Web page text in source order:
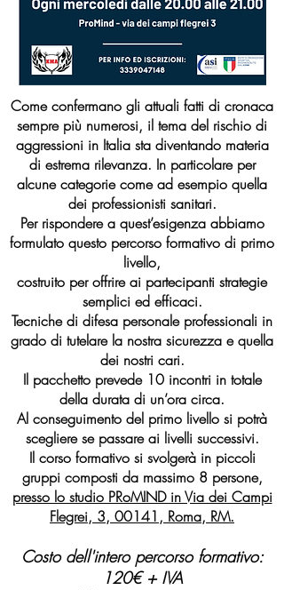
Come confermano gli attuali fatti di cronaca
sempre più numerosi, il tema del rischio di
aggressioni in Italia sta diventando materia
di estrema rilevanza. In particolare per
alcune categorie come ad esempio quella
dei professionisti sanitari.
Per rispondere a quest’esigenza abbiamo
formulato questo percorso formativo di primo
livello,
costruito per offrire ai partecipanti strategie
semplici ed efficaci.
Tecniche di difesa personale professionali in
grado di tutelare la nostra sicurezza e quella
dei nostri cari.
Il pacchetto prevede 10 incontri in totale
della durata di un’ora circa.
Al conseguimento del primo livello si potrà
scegliere se passare ai livelli successivi.
Il corso formativo si svolgerà in piccoli
gruppi composti da massimo 8 persone,
presso lo studio PRoMIND in Via dei Campi
Flegrei, 3, 00141, Roma, RM.
Costo dell'intero percorso formativo:
120€ + IVA